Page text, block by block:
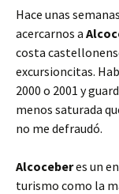
Hace unas
acercarnos a
costa
excursioncitas.
2000 o 2001 y
menos saturada
no me defraudó.
Alcoceberes un
turismo como la